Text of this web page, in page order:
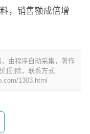
，销售额成倍增
由程序自动采集，著作
删除，联系方式
1303.html